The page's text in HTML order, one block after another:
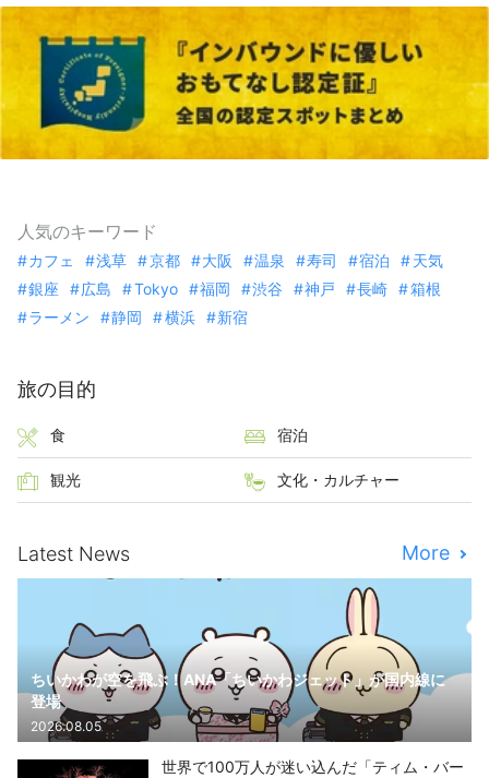
人気のキーワード
カフェ 浅草 京都 大阪 温泉 寿司 宿泊
天気
銀座
広島 Tokyo 福岡 渋谷 神戸 長崎
箱根
ラーメン
静岡 横浜 新宿
旅の目的
食 宿泊
観光 文化・カルチャー
Latest News More
ちいかわが空を飛ぶ！ANA「ちいかわジェット」が国内線に
登場
2026.08.05
世界で100万人が迷い込んだ「ティム・バー